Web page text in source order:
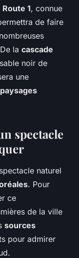
Route 1, connue
de faire
la cascade
noir de
une
paysages
spectacle
naturel
. Pour
ce
de la ville
sources
pour admirer